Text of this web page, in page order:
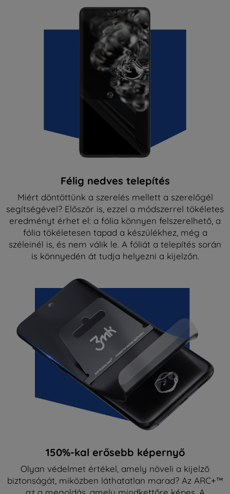
Félig nedves telepítés
Miért döntöttünk a szerelés mellett a szerelőgél
segítségével? Először is, ezzel a módszerrel tökéletes
eredményt érhet el: a fólia könnyen felszerelhető, a
fólia tökéletesen tapad a készülékhez, még a
széleinél is, és nem válik le. A fóliát a telepítés során
is könnyedén át tudja helyezni a kijelzőn.
150%-kal erősebb képernyő
Olyan védelmet értékel, amely növeli a kijelző
biztonságát, miközben láthatatlan marad? Az ARC+™